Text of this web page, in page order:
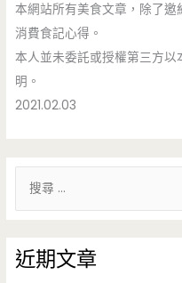
本網站所有美食文章，除了
消費食記心得。
本人並未委託或授權第三方
明。
2021.02.03
鍵
字
近期文章